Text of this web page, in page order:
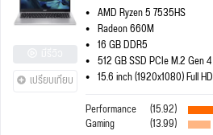
เปรียบเทียบ
AMD Ryzen 5 7535HS
Radeon 660M
16 GB DDR5
512 GB SSD PCIe M.2 Gen 4
15.6 inch (1920x1080) Full HD
Performance
(15.92)
Gaming (13.99)